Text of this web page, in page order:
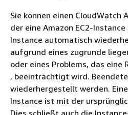
Sie können einen CloudWatch
der eine Amazon EC2-
Instance automatisch
aufgrund eines zugrunde
oder eines Problems, das eine
, beeinträchtigt wird.
wiederhergestellt werden.
Instance ist mit der
Dies schließt auch die